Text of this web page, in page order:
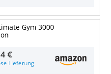
Gym 3000
€
Lieferung